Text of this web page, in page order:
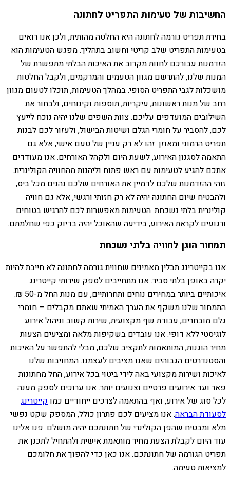
החשיבות של טעימות התפריט לחתונה
בחירת תפריט גורמה לחתונה היא החלטה מהותית, ולכן אנו רואים
בטעימות התפריט שלב קריטי וחשוב בתהליך. מפגש הטעימות הוא
הזדמנות עבורכם לחוות מקרוב את האיכות הבלתי מתפשרת של
המנות שלנו, להתרשם מגוון הטעמים והמרקמים, ולקבל החלטות
מושכלות לגבי התפריט הסופי. במהלך הטעימות, תוכלו לטעום מגוון
רחב של מנות ראשונות, עיקריות, תוספות וקינוחים, ולבחור את
השילובים המועדפים עליכם. צוות השפים שלנו יהיה נוכח לייעץ
לכם, להסביר על חומרי הגלם ושיטות הבישול, ולעזור לכם לבנות
תפריט הרמוני ומאוזן. זהו לא רק עניין של טעם אישי, אלא גם
התאמה לסגנון האירוע, לשעת היום ולקהל האורחים. אנו מעודדים
אתכם להגיע לטעימות עם ראש פתוח וליהנות מהחוויה הקולינרית.
זוהי ההזדמנות שלכם לדמיין את האורחים שלכם נהנים מכל ביס,
ולהבטיח שיום החתונה יהיה לא רק חזותי ורגשי, אלא גם חוויה
קולינרית בלתי נשכחת. הטעימות מאפשרות לכם להרגיש בטוחים
ורגועים לקראת האירוע, בידיעה שהאוכל יהיה בדיוק כפי שחלמתם.
תמחור הוגן לחוויה בלתי נשכחת
אנו בקייטרינג תבלין מאמינים שחווית גורמה לחתונה לא חייבת להיות
יקרה באופן בלתי סביר. אנו מתחייבים לספק שירותי קייטרינג
איכותיים ביותר במחירים נוחים ותחרותיים, עם מנות החל מ-50 ₪.
התמחור שלנו משקף את הערך האמיתי שאתם מקבלים – חומרי
גלם מובחרים, עבודת שף מקצועית, שירות קשוב וניהול אירוע
לוגיסטי ללא דופי. אנו עובדים בשקיפות מלאה ומציעים הצעות
מחיר הוגנות, המותאמות לתקציב שלכם, מבלי להתפשר על האיכות
והסטנדרטים הגבוהים שאנו מציבים לעצמנו. המחויבות שלנו
לאיכות ושירות מקצועי באה לידי ביטוי בכל אירוע, החל מחתונות
פאר ועד אירועים פרטיים וצנועים יותר. אנו ערוכים לספק מענה
לכל סוג של אירוע, ואף בהתאמה לצרכים ייחודיים כמוקייטרינג
לסעודת הבראה. אנו מציעים לכם פתרון כולל, המספק שקט נפשי
מלא ומבטיח שהפן הקולינרי של חתונתכם יהיה מושלם. פנו אלינו
עוד היום לקבלת הצעת מחיר מותאמת אישית ולהתחיל לתכנן את
תפריט הגורמה של חתונתכם. אנו כאן כדי להפוך את חלומכם
למציאות טעימה.